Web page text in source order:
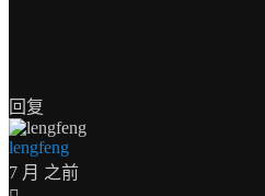
回复
lengfeng
7 月 之前